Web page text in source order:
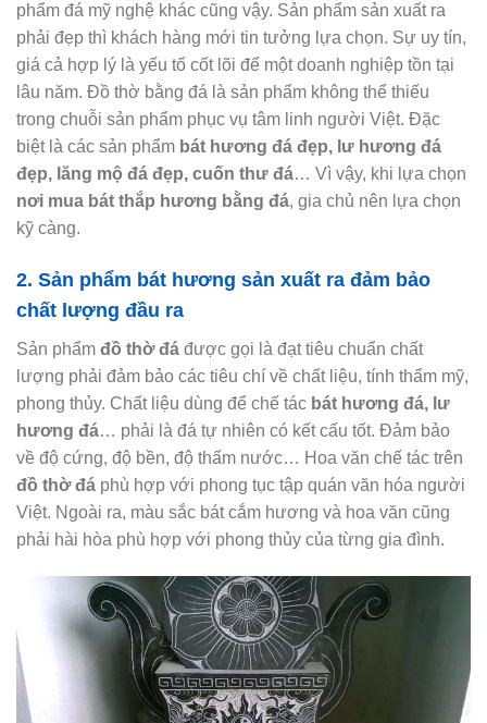
phẩm đá mỹ nghệ khác cũng vậy. Sản phẩm sản xuất ra
phải đẹp thì khách hàng mới tin tưởng lựa chọn. Sự uy tín,
giá cả hợp lý là yếu tố cốt lõi để một doanh nghiệp tồn tại
lâu năm. Đồ thờ bằng đá là sản phẩm không thể thiếu
trong chuỗi sản phẩm phục vụ tâm linh người Việt. Đặc
biệt là các sản phẩm bát hương đá đẹp, lư hương đá
đẹp, lăng mộ đá đẹp, cuốn thư đá… Vì vậy, khi lựa chọn
nơi mua bát thắp hương bằng đá, gia chủ nên lựa chọn
kỹ càng.
2. Sản phẩm bát hương sản xuất ra đảm bảo
chất lượng đầu ra
Sản phẩm đồ thờ đá được gọi là đạt tiêu chuẩn chất
lượng phải đảm bảo các tiêu chí về chất liệu, tính thẩm mỹ,
phong thủy. Chất liệu dùng để chế tác bát hương đá, lư
hương đá… phải là đá tự nhiên có kết cấu tốt. Đảm bảo
về độ cứng, độ bền, độ thấm nước… Hoa văn chế tác trên
đồ thờ đá phù hợp với phong tục tập quán văn hóa người
Việt. Ngoài ra, màu sắc bát cắm hương và hoa văn cũng
phải hài hòa phù hợp với phong thủy của từng gia đình.